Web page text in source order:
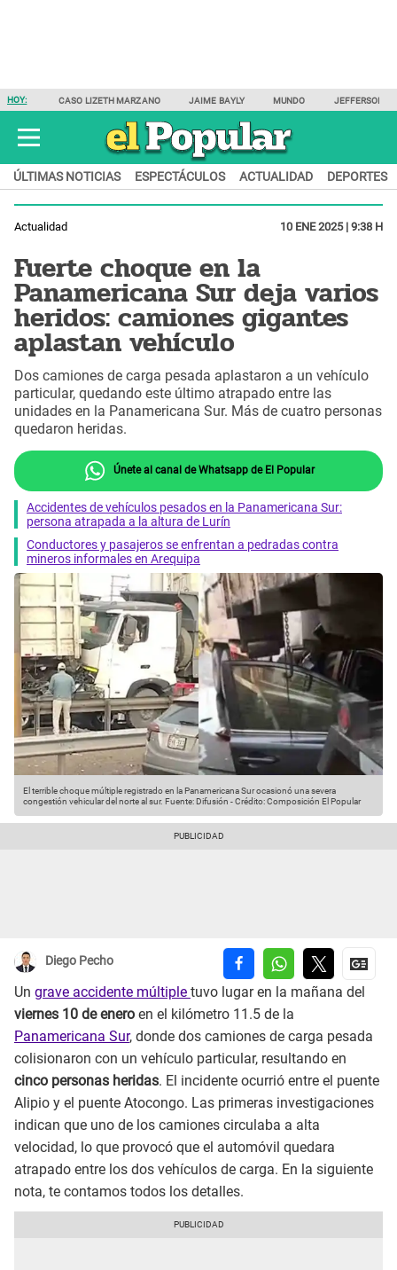
HOY: CASO LIZETH MARZANO JAIME BAYLY MUNDO JEFFERSON
ÚLTIMAS NOTICIAS ESPECTÁCULOS ACTUALIDAD DEPORTES
Actualidad 10 ENE 2025 | 9:38 H
Fuerte choque en la
Panamericana Sur deja varios
heridos: camiones gigantes
aplastan vehículo
Dos camiones de carga pesada aplastaron a un vehículo
particular, quedando este último atrapado entre las
unidades en la Panamericana Sur. Más de cuatro personas
quedaron heridas.
Únete al canal de Whatsapp de El Popular
Accidentes de vehículos pesados en la Panamericana Sur:
persona atrapada a la altura de Lurín
Conductores y pasajeros se enfrentan a pedradas contra
mineros informales en Arequipa
El terrible choque múltiple registrado en la Panamericana Sur ocasionó una severa
congestión vehicular del norte al sur. Fuente: Difusión -Crédito: Composición El Popular
Diego Pecho
Un grave accidente múltiple tuvo lugar en la mañana del
viernes 10 de enero en el kilómetro 11.5 de la
Panamericana Sur, donde dos camiones de carga pesada
colisionaron con un vehículo particular, resultando en
cinco personas heridas. El incidente ocurrió entre el puente
Alipio y el puente Atocongo. Las primeras investigaciones
indican que uno de los camiones circulaba a alta
velocidad, lo que provocó que el automóvil quedara
atrapado entre los dos vehículos de carga. En la siguiente
nota, te contamos todos los detalles.